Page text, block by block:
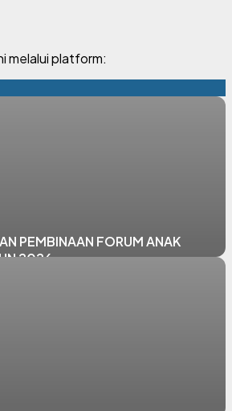
melalui platform:
PEMBINAAN FORUM ANAK
2026